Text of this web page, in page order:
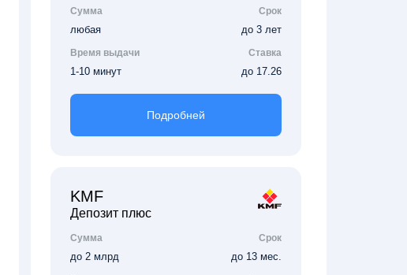
Сумма Срок
любая до 3 лет
Время выдачи Ставка
1-10 минут до 17.26
Подробней
KMF
Депозит плюс
Сумма Срок
до 2 млрд до 13 мес.